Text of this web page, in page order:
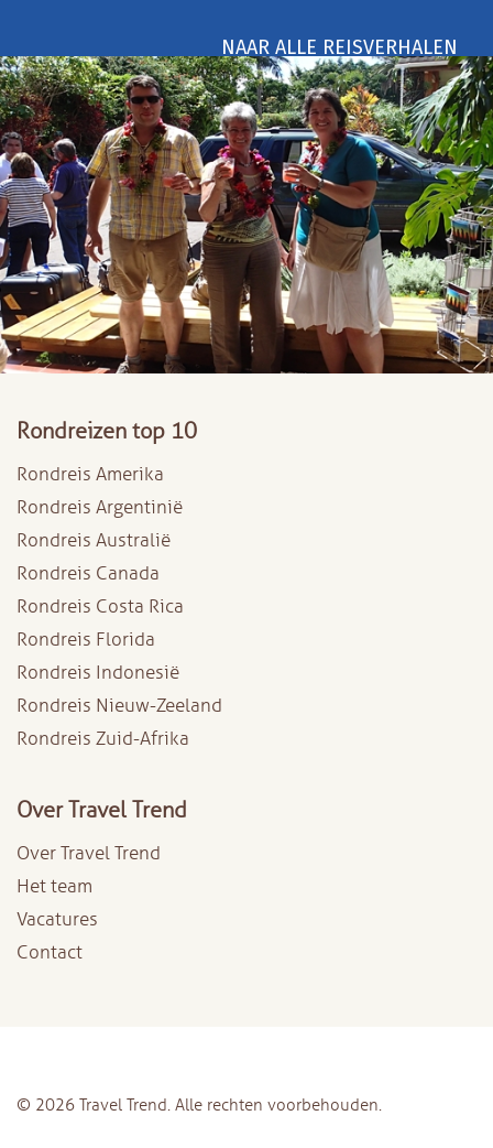
NAAR ALLE REISVERHALEN
Rondreizen top 10
Rondreis Amerika
Rondreis Argentinië
Rondreis Australië
Rondreis Canada
Rondreis Costa Rica
Rondreis Florida
Rondreis Indonesië
Rondreis Nieuw-Zeeland
Rondreis Zuid-Afrika
Over Travel Trend
Over Travel Trend
Het team
Vacatures
Contact
© 2026 Travel Trend. Alle rechten voorbehouden.